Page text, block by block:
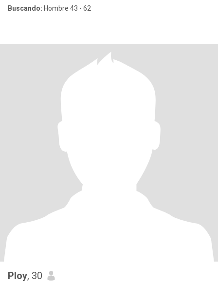
Buscando: Hombre 43 - 62
Ploy, 30